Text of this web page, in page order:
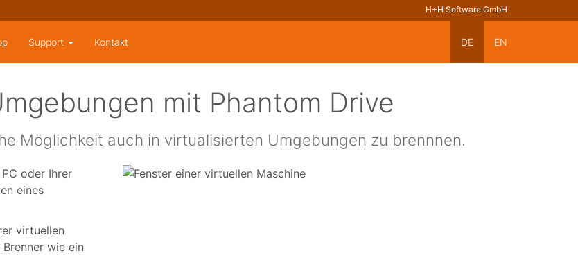
H+H Software GmbH
Support Kontakt DE EN
mit Phantom Drive
Möglichkeit auch in virtualisierten Umgebungen zu brennnen.
oder Ihrer
eines
virtuellen
wie ein